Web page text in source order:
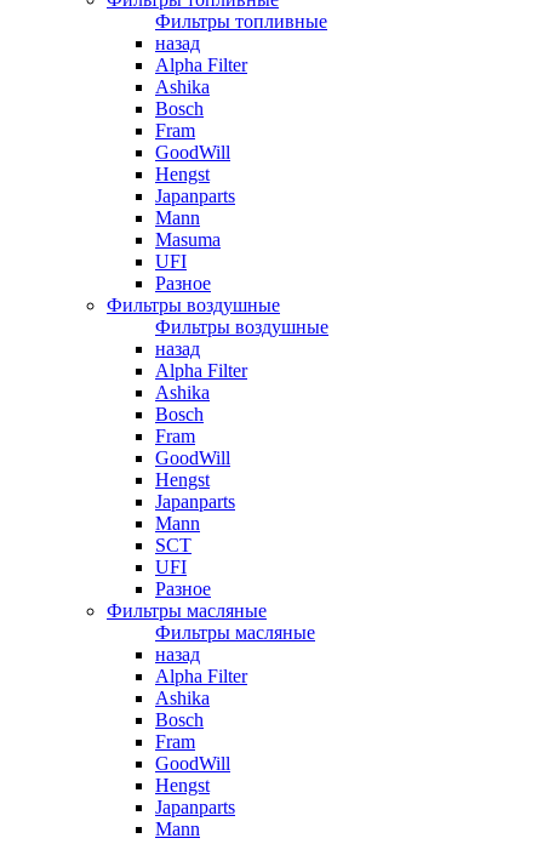
Фильтры топливные
назад
Alpha Filter
Ashika
Bosch
Fram
GoodWill
Hengst
Japanparts
Mann
Masuma
UFI
Разное
Фильтры воздушные
Фильтры воздушные
назад
Alpha Filter
Ashika
Bosch
Fram
GoodWill
Hengst
Japanparts
Mann
SCT
UFI
Разное
Фильтры масляные
Фильтры масляные
назад
Alpha Filter
Ashika
Bosch
Fram
GoodWill
Hengst
Japanparts
Mann